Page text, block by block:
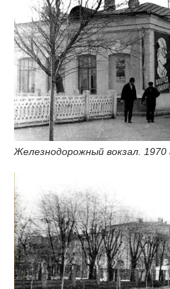
Железнодорожный вокзал. 1970